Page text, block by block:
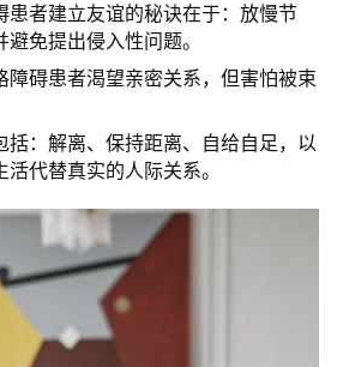
患者建立友谊的秘诀在于：放慢节
免提出侵入性问题。
障碍患者渴望亲密关系，但害怕被束
括：解离、保持距离、自给自足，以
代替真实的人际关系。